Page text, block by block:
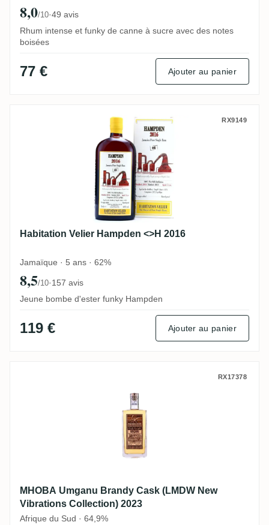
8,0/10·49 avis
Rhum intense et funky de canne à sucre avec des notes
boisées
77 € Ajouter au panier
Habitation Velier Hampden <>H 2016RX9149
Habitation Velier Hampden <>H 2016
Jamaïque · 5 ans · 62%
8,5/10·157 avis
Jeune bombe d'ester funky Hampden
119 € Ajouter au panier
MHOBA Umganu Brandy Cask (LMDW
RX17378
MHOBA Umganu Brandy Cask (LMDW New
Vibrations Collection) 2023
Afrique du Sud · 64,9%